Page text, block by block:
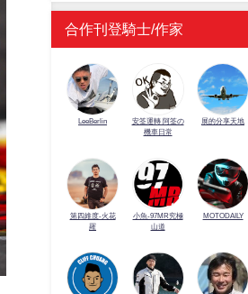
合作刊登騎士/作家
LeeBerlin
安筌運轉 阿筌の
機車日常
展的分享天地
第四維度-火花
羅
小魚-97MR究極
山道
MOTODAILY